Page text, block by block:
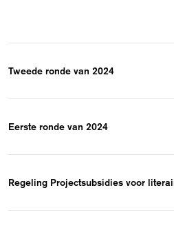
Tweede ronde van 2024
Eerste ronde van 2024
Regeling Projectsubsidies voor